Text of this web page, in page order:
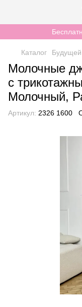
Каталог
Молочные
с
Молочный,
Артикул: 2326 1600